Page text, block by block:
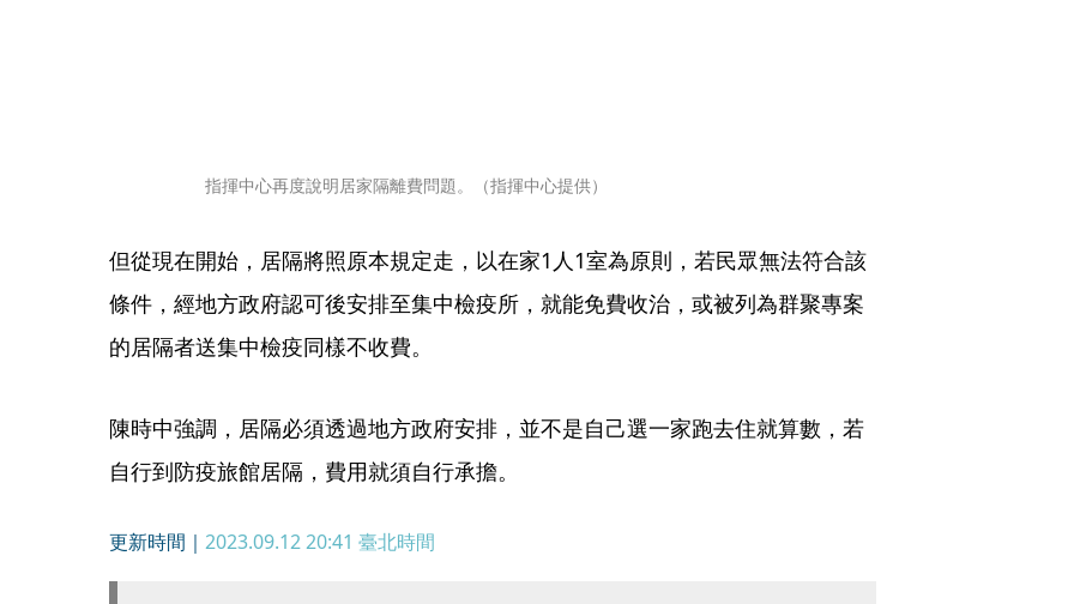
指揮中心再度說明居家隔離費問題。（指揮中心提供）
但從現在開始，居隔將照原本規定走，以在家1人1室為原則，若民眾無法符合該
條件，經地方政府認可後安排至集中檢疫所，就能免費收治，或被列為群聚專案
的居隔者送集中檢疫同樣不收費。
陳時中強調，居隔必須透過地方政府安排，並不是自己選一家跑去住就算數，若
自行到防疫旅館居隔，費用就須自行承擔。
更新時間｜ 2023.09.12 20:41 臺北時間